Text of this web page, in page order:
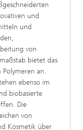
und
und
von
bietet das
an.
ebenso im
biobasierte
Die
von
Kosmetik über